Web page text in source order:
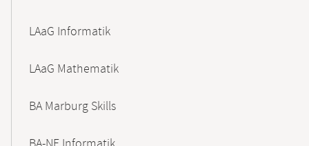
LAaG Informatik
LAaG Mathematik
BA Marburg Skills